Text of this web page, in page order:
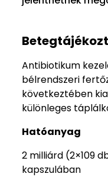
Antibiotikum
bélrendszeri
következtében
különleges
Hatóanyag
2 milliárd (2×109
kapszulában